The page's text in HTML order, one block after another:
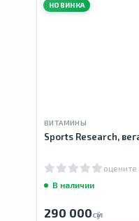
НОВИНКА
ВИТАМИНЫ
Sports Research,
В наличии
290 000сӯм